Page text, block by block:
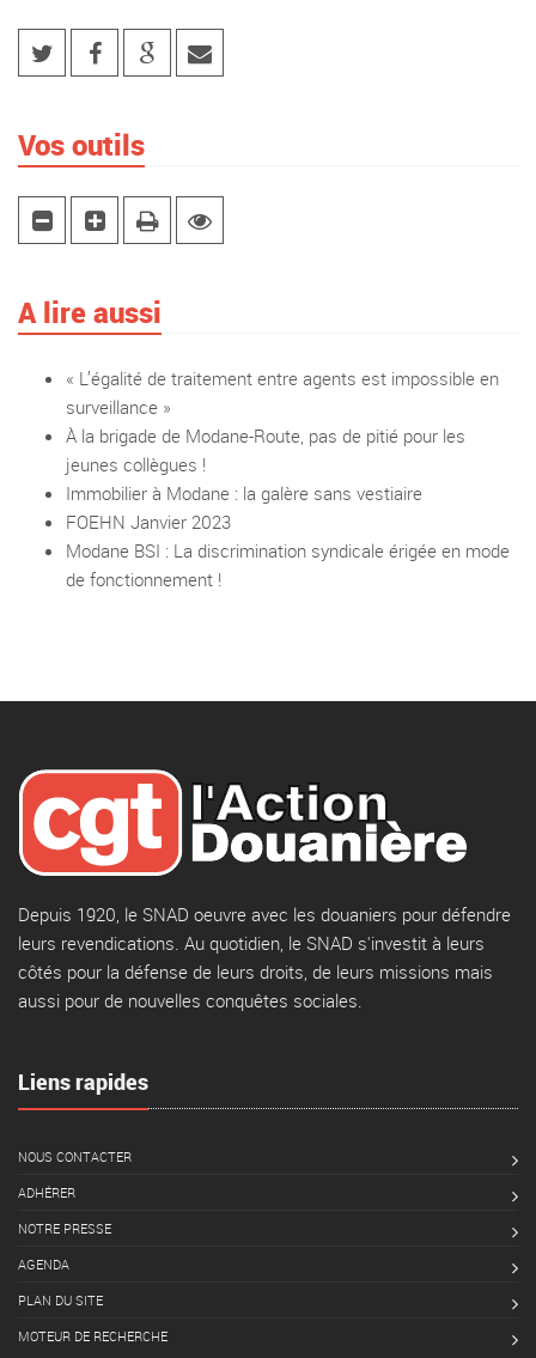
Vos outils
A lire aussi
« L’égalité de traitement entre agents est impossible en
surveillance »
À la brigade de Modane-Route, pas de pitié pour les
jeunes collègues !
Immobilier à Modane : la galère sans vestiaire
FOEHN Janvier 2023
Modane BSI : La discrimination syndicale érigée en mode
de fonctionnement !
Depuis 1920, le SNAD oeuvre avec les douaniers pour défendre
leurs revendications. Au quotidien, le SNAD s'investit à leurs
côtés pour la défense de leurs droits, de leurs missions mais
aussi pour de nouvelles conquêtes sociales.
Liens rapides
NOUS CONTACTER
ADHÉRER
NOTRE PRESSE
AGENDA
PLAN DU SITE
MOTEUR DE RECHERCHE